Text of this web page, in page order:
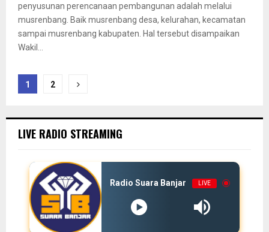
penyusunan perencanaan pembangunan adalah melalui
musrenbang. Baik musrenbang desa, kelurahan, kecamatan
sampai musrenbang kabupaten. Hal tersebut disampaikan
Wakil...
Paginasi
1 2
LIVE RADIO STREAMING
Radio Suara Banjar LIVE